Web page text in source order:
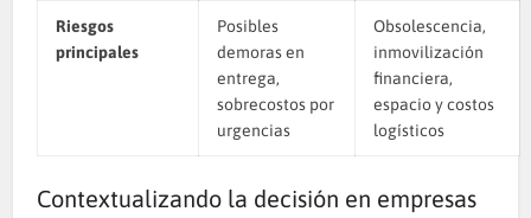
Riesgos
principales
Posibles
demoras en
entrega,
sobrecostos por
urgencias
Obsolescencia,
inmovilización
financiera,
espacio y costos
logísticos
Contextualizando la decisión en empresas